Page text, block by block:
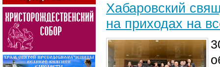
Хабаровский
на приходах на